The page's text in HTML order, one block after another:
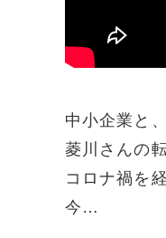
中小企業と
菱川さんの
コロナ禍を
今…